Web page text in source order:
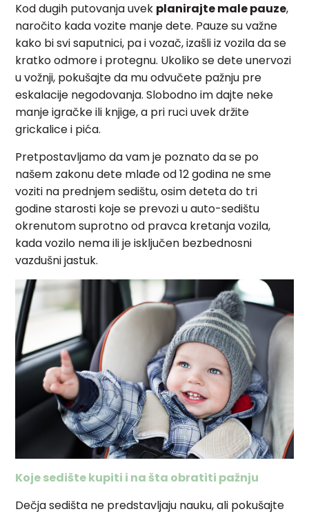
Kod dugih putovanja uvek planirajte male pauze,
naročito kada vozite manje dete. Pauze su važne
kako bi svi saputnici, pa i vozač, izašli iz vozila da se
kratko odmore i protegnu. Ukoliko se dete unervozi
u vožnji, pokušajte da mu odvučete pažnju pre
eskalacije negodovanja. Slobodno im dajte neke
manje igračke ili knjige, a pri ruci uvek držite
grickalice i pića.
Pretpostavljamo da vam je poznato da se po
našem zakonu dete mlađe od 12 godina ne sme
voziti na prednjem sedištu, osim deteta do tri
godine starosti koje se prevozi u auto-sedištu
okrenutom suprotno od pravca kretanja vozila,
kada vozilo nema ili je isključen bezbednosni
vazdušni jastuk.
Koje sedište kupiti i na šta obratiti pažnju
Dečja sedišta ne predstavljaju nauku, ali pokušajte